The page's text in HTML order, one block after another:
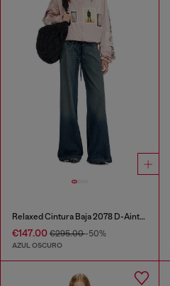
Relaxed Cintura Baja 2078 D-Ainty Joggjeans®
€147.00 €295.00-50%
AZUL OSCURO